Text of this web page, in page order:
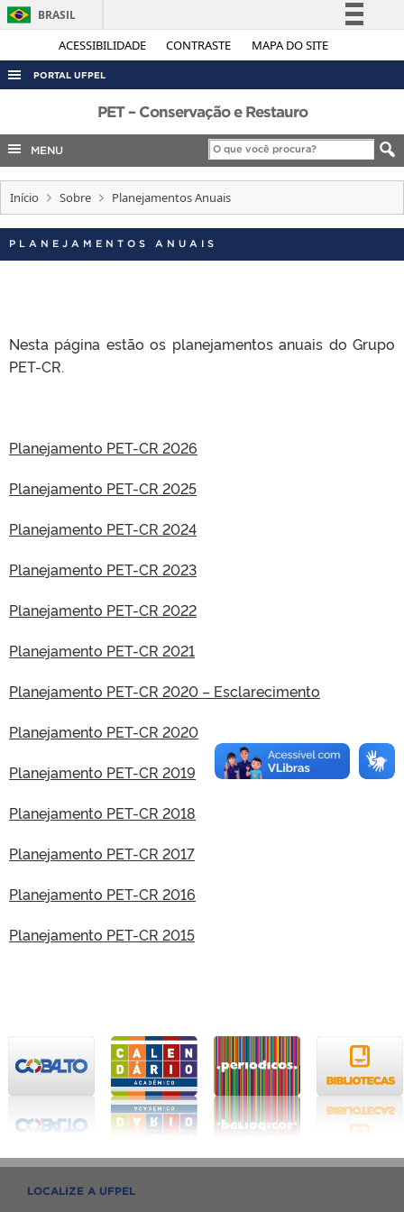
ACESSIBILIDADE CONTRASTE MAPA DO SITE
BRASIL
Simplifique!
Legislação
Canais
PORTAL UFPEL
ACESSO À INFORMAÇÃO
AUDITORIA
COBALTO
CONCURSOS
EDITAIS
INTERNACIONAL
TELEFONES
PET – Conservação e Restauro
MENU
Início Sobre Planejamentos Anuais
PLANEJAMENTOS ANUAIS
Nesta página estão os planejamentos anuais do Grupo
PET-CR.
Planejamento PET-CR 2026
Planejamento PET-CR 2025
Planejamento PET-CR 2024
Planejamento PET-CR 2023
Planejamento PET-CR 2022
Planejamento PET-CR 2021
Planejamento PET-CR 2020 – Esclarecimento
Planejamento PET-CR 2020
Planejamento PET-CR 2019
Planejamento PET-CR 2018
Planejamento PET-CR 2017
Planejamento PET-CR 2016
Planejamento PET-CR 2015
LOCALIZE A UFPEL